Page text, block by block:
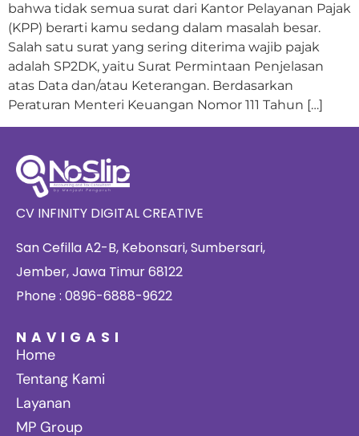
bahwa tidak semua surat dari Kantor Pelayanan Pajak
(KPP) berarti kamu sedang dalam masalah besar.
Salah satu surat yang sering diterima wajib pajak
adalah SP2DK, yaitu Surat Permintaan Penjelasan
atas Data dan/atau Keterangan. Berdasarkan
Peraturan Menteri Keuangan Nomor 111 Tahun […]
CV INFINITY DIGITAL CREATIVE
San Cefilla A2-B, Kebonsari, Sumbersari,
Jember, Jawa Timur 68122
Phone : 0896-6888-9622
NAVIGASI
Home
Tentang Kami
Layanan
MP Group